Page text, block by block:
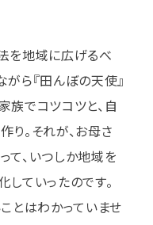
を地域に広げるべ
ら『田んぼの天使』
族でコツコツと、自
。それが、お母さ
て、いつしか地域を
ていったのです。
とはわかっていませ